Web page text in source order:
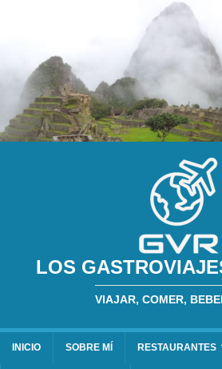
LOS
VIAJAR, COMER,
INICIO SOBRE MÍ RESTAURANTES